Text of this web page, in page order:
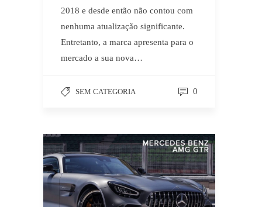
2018 e desde então não contou com
nenhuma atualização significante.
Entretanto, a marca apresenta para o
mercado a sua nova…
SEM CATEGORIA 0